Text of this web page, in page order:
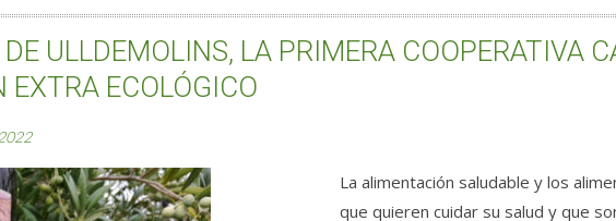
ULLDEMOLINS, LA PRIMERA COOPERATIVA
EXTRA ECOLÓGICO
La alimentación saludable y los
que quieren cuidar su salud y que